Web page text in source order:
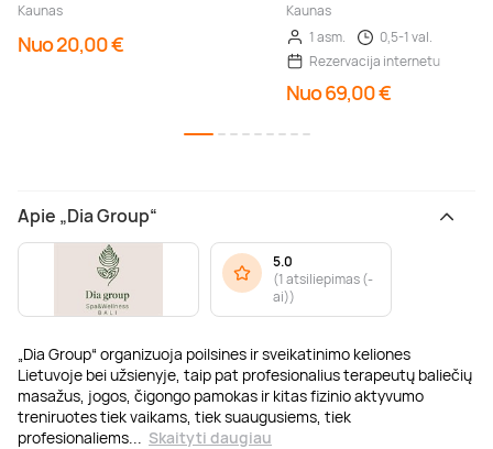
Kaunas
Nuo 20,00 €
Kaunas
1 asm.
0,5-1 val.
Rezervacija internetu
Nuo 69,00 €
Apie „Dia Group“
„Dia Group“ organizuoja poilsines ir sveikatinimo keliones
Lietuvoje bei užsienyje, taip pat profesionalius terapeutų baliečių
masažus, jogos, čigongo pamokas ir kitas fizinio aktyvumo
treniruotes tiek vaikams, tiek suaugusiems, tiek
profesionaliems
Skaityti daugiau
5.0
(1 atsiliepimas (-
ai))